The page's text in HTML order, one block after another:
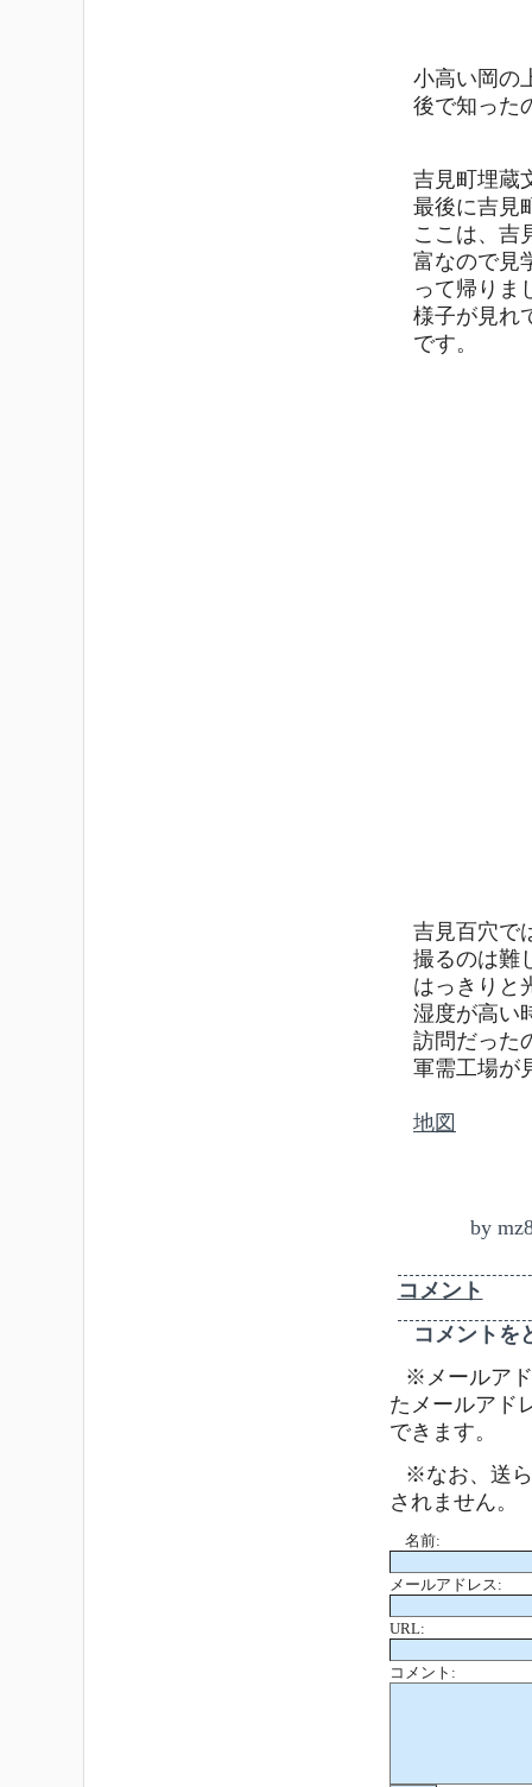
小高い岡の
後で知った
吉見町埋蔵
最後に吉見
ここは、吉
富なので見
って帰りま
様子が見れ
です。
吉見百穴で
撮るのは難
はっきりと
湿度が高い
訪問だった
軍需工場が
地図
by
コメント
コメントを
※メールア
たメールアド
できます。
※なお、送
されません。
名前:
メールアドレス:
URL:
コメント: